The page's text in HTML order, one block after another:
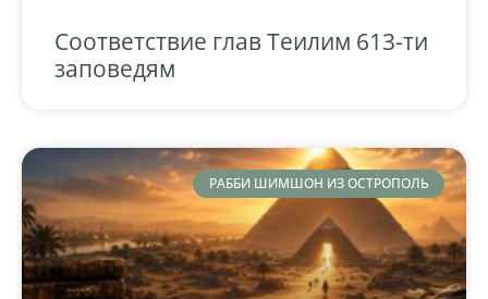
Соответствие глав Теилим 613-ти
заповедям
РАББИ ШИМШОН ИЗ ОСТРОПОЛЬ